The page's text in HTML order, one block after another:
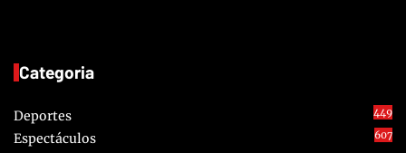
Categoria
Deportes 449
Espectáculos 607